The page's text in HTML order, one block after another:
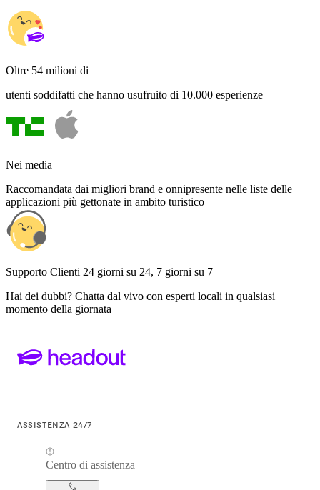
Oltre 54 milioni di
utenti soddifatti che hanno usufruito di 10.000 esperienze
Nei media
Raccomandata dai migliori brand e onnipresente nelle liste delle
applicazioni più gettonate in ambito turistico
Supporto Clienti 24 giorni su 24, 7 giorni su 7
Hai dei dubbi? Chatta dal vivo con esperti locali in qualsiasi
momento della giornata
ASSISTENZA 24/7
Centro di assistenza